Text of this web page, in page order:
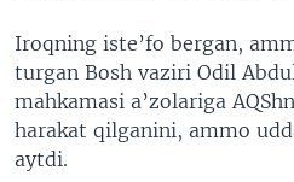
Iroqning iste’fo bergan,
turgan Bosh vaziri Odil
mahkamasi a’zolariga
harakat qilganini, ammo
aytdi.